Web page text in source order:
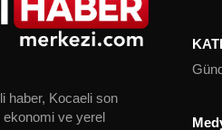
haber, Kocaeli son
ve yerel